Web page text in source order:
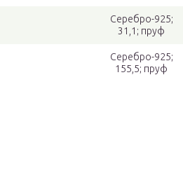
Серебро-925;
31,1; пруф
Серебро-925;
155,5; пруф